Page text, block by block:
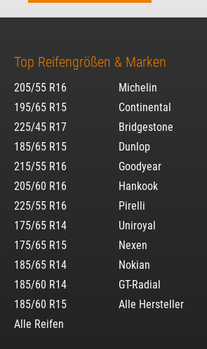
Top Reifengrößen & Marken
205/55 R16
195/65 R15
225/45 R17
185/65 R15
215/55 R16
205/60 R16
225/55 R16
175/65 R14
175/65 R15
185/65 R14
185/60 R14
185/60 R15
Alle Reifen
Michelin
Continental
Bridgestone
Dunlop
Goodyear
Hankook
Pirelli
Uniroyal
Nexen
Nokian
GT-Radial
Alle Hersteller